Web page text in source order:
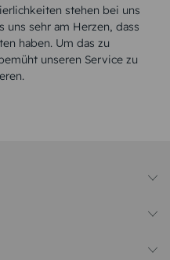
stehen bei uns
uns sehr am Herzen, dass
haben. Um das zu
unseren Service zu